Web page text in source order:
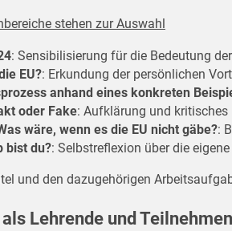
stehen zur Auswahl
: Sensibilisierung für die Bedeutung
EU?: Erkundung der persönlichen
anhand eines konkreten
oder Fake: Aufklärung und
wäre, wenn es die EU nicht gäbe?:
bist du?: Selbstreflexion über die
und den dazugehörigen
Lehrende und